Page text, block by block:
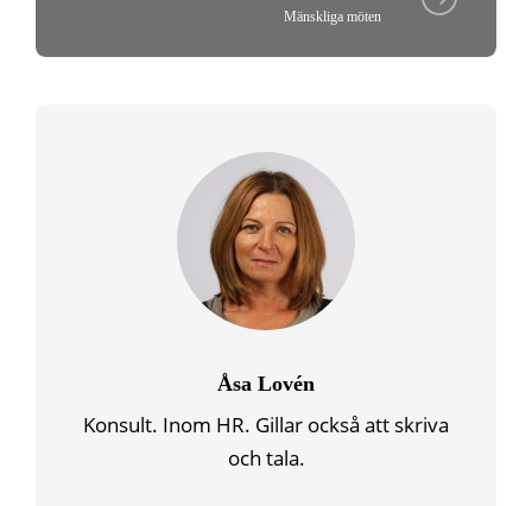
Mänskliga möten
Åsa Lovén
Konsult. Inom HR. Gillar också att skriva
och tala.